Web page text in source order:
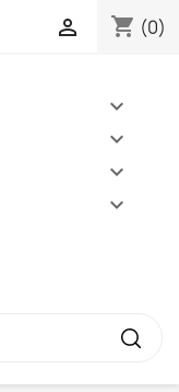
shopping_cart (0)

expand_more
expand_more
expand_more
expand_more